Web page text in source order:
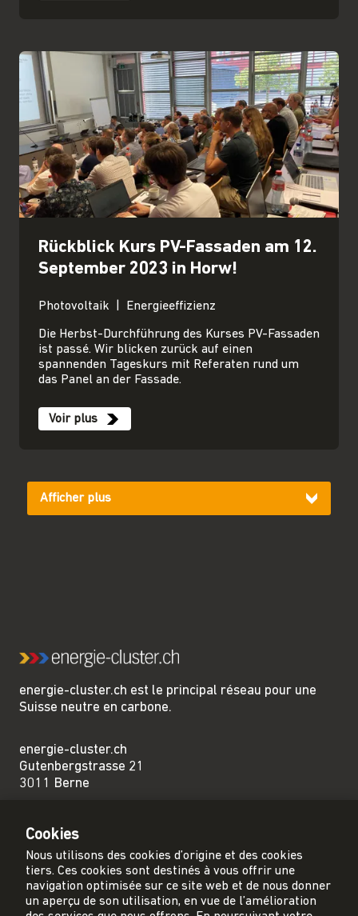
Rückblick Kurs PV-Fassaden am 12.
September 2023 in Horw!
Photovoltaik Energieeffizienz
Die Herbst-Durchführung des Kurses PV-Fassaden
ist passé. Wir blicken zurück auf einen
spannenden Tageskurs mit Referaten rund um
das Panel an der Fassade.
Voir plus
Afficher plus
energie-cluster.ch est le principal réseau pour une
Suisse neutre en carbone.
energie-cluster.ch
Gutenbergstrasse 21
3011 Berne
+41 31 381 24 80
Cookies
Nous utilisons des cookies d’origine et des cookies
tiers. Ces cookies sont destinés à vous offrir une
navigation optimisée sur ce site web et de nous donner
un aperçu de son utilisation, en vue de l’amélioration